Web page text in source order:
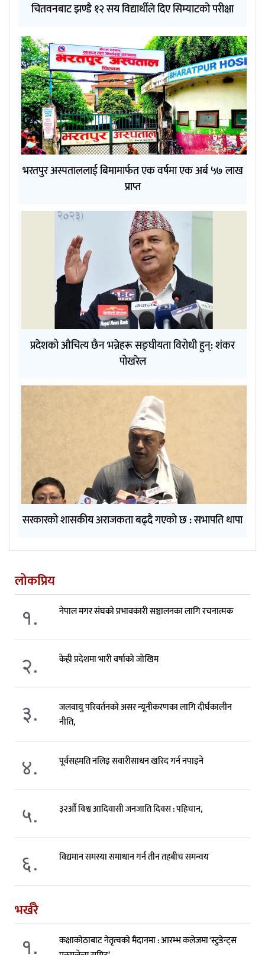
चितवनबाट झण्डै १२ सय विद्यार्थीले दिए सिम्याटको परीक्षा
भरतपुर अस्पताललाई बिमामार्फत एक वर्षमा एक अर्ब ५७ लाख
प्राप्त
प्रदेशको औचित्य छैन भन्नेहरू सङ्घीयता विरोधी हुन्: शंकर
पोखरेल
सरकारको शासकीय अराजकता बढ्दै गएको छ : सभापति थापा
लोकप्रिय
१. नेपाल मगर संघको प्रभावकारी सञ्चालनका लागि रचनात्मक
२. केही प्रदेशमा भारी वर्षाको जोखिम
३.
जलवायु परिवर्तनको असर न्यूनीकरणका लागि दीर्घकालीन
नीति,
४. पूर्वसहमति नलिइ सवारीसाधन खरिद गर्न नपाइने
५. ३२औँ विश्व आदिवासी जनजाति दिवस : पहिचान,
६. विद्यमान समस्या समाधान गर्न तीन तहबीच समन्वय
भर्खरै
१.
कक्षाकोठाबाट नेतृत्वको मैदानमा : आरम्भ कलेजमा ‘स्टुडेन्ट्स